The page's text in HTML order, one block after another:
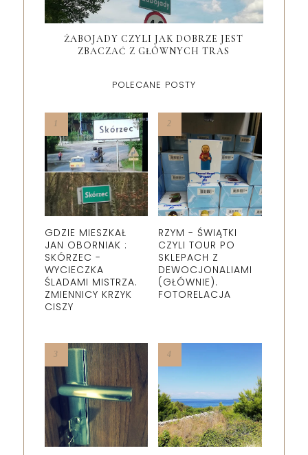
ŻABOJADY CZYLI JAK DOBRZE JEST
ZBACZAĆ Z GŁÓWNYCH TRAS
POLECANE POSTY
GDZIE MIESZKAŁ
JAN OBORNIAK :
SKÓRZEC -
WYCIECZKA
ŚLADAMI MISTRZA.
ZMIENNICY KRZYK
CISZY
RZYM - ŚWIĄTKI
CZYLI TOUR PO
SKLEPACH Z
DEWOCJONALIAMI
(GŁÓWNIE).
FOTORELACJA